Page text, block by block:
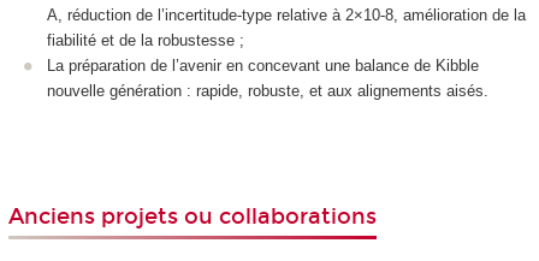
A, réduction de l’incertitude-type relative à 2×10-8, amélioration de la
fiabilité et de la robustesse ;
La préparation de l’avenir en concevant une balance de Kibble
nouvelle génération : rapide, robuste, et aux alignements aisés.
Anciens projets ou collaborations